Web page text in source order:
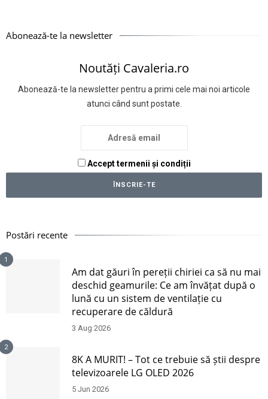
Abonează-te la newsletter
Noutăți Cavaleria.ro
Abonează-te la newsletter pentru a primi cele mai noi articole
atunci când sunt postate.
Accept termenii și condiții
Postări recente
1
Am dat găuri în pereții chiriei ca să nu mai
deschid geamurile: Ce am învățat după o
lună cu un sistem de ventilație cu
recuperare de căldură
3 Aug 2026
2
8K A MURIT! – Tot ce trebuie să știi despre
televizoarele LG OLED 2026
5 Jun 2026